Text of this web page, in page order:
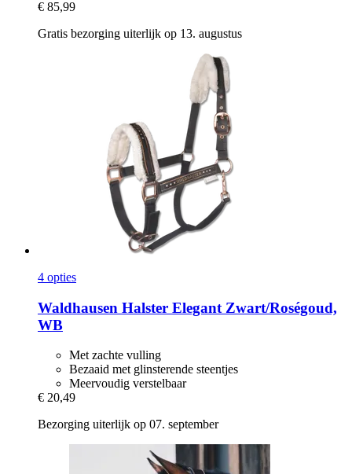
€ 85,99
Gratis bezorging uiterlijk op 13. augustus
4 opties
Waldhausen Halster Elegant Zwart/Roségoud,
WB
Met zachte vulling
Bezaaid met glinsterende steentjes
Meervoudig verstelbaar
€ 20,49
Bezorging uiterlijk op 07. september